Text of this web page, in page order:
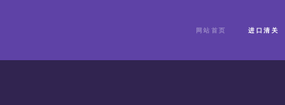
网站首页 进口清关